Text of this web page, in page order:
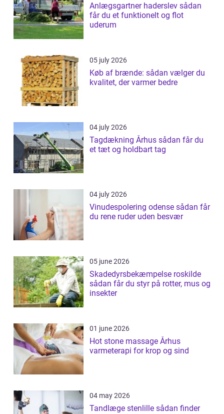
Anlægsgartner haderslev sådan
får du et funktionelt og flot
uderum
05 july 2026
Køb af brænde: sådan vælger du
kvalitet, der varmer bedre
04 july 2026
Tagdækning Århus sådan får du
et tæt og holdbart tag
04 july 2026
Vinudespolering odense sådan får
du rene ruder uden besvær
05 june 2026
Skadedyrsbekæmpelse roskilde
sådan får du styr på rotter, mus og
insekter
01 june 2026
Hot stone massage Århus
varmeterapi for krop og sind
04 may 2026
Tandlæge stenlille sådan finder